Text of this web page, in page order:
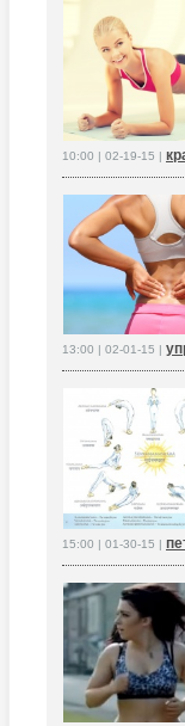
10:00 | 02-19-15 |
13:00 | 02-01-15 |
15:00 | 01-30-15 |